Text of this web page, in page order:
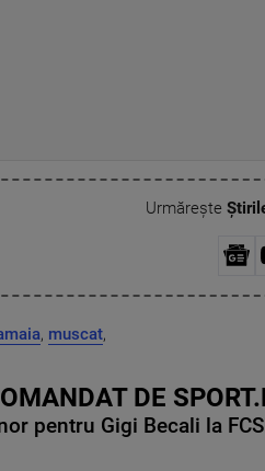
Urmărește
, muscat,
DE
pentru Gigi Becali la